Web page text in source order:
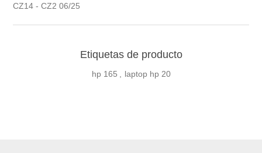
CZ14 - CZ2 06/25
Etiquetas de producto
hp 165 laptop hp 20